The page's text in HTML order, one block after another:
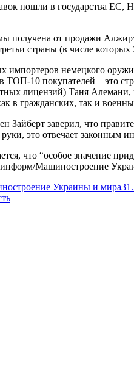
пошли в государства ЕС,
получена от продажи
страны (в числе
импортеров немецкого
ТОП-10 покупателей – это
лицензий) Таня
в гражданских, так и
Зайберт заверил, что
это отвечает законным
что “особое значение
Машиностроение
Украины и мира